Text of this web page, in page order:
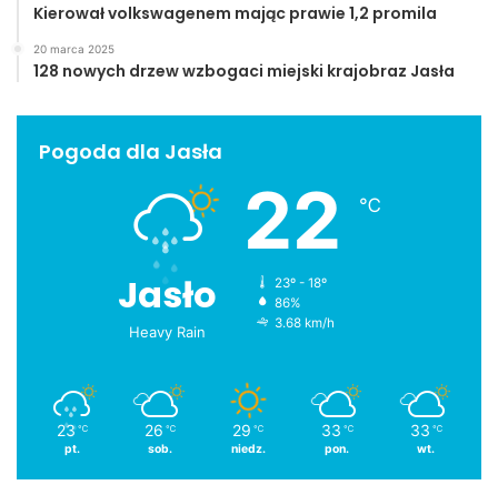
Kierował volkswagenem mając prawie 1,2 promila
20 marca 2025
128 nowych drzew wzbogaci miejski krajobraz Jasła
Pogoda dla Jasła
Jasło
Heavy Rain
22 ℃
23º - 18º
86%
3.68 km/h
23 ℃
pt.
26 ℃
sob.
29 ℃
niedz.
33 ℃
pon.
33 ℃
wt.